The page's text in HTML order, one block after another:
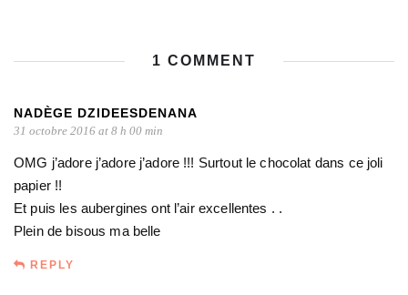
1 COMMENT
NADÈGE DZIDEESDENANA
31 octobre 2016 at 8 h 00 min
OMG j’adore j’adore j’adore !!! Surtout le chocolat dans ce joli
papier !!
Et puis les aubergines ont l’air excellentes . .
Plein de bisous ma belle
REPLY